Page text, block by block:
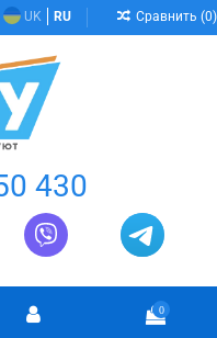
UK RU Сравнить (0)
430
0